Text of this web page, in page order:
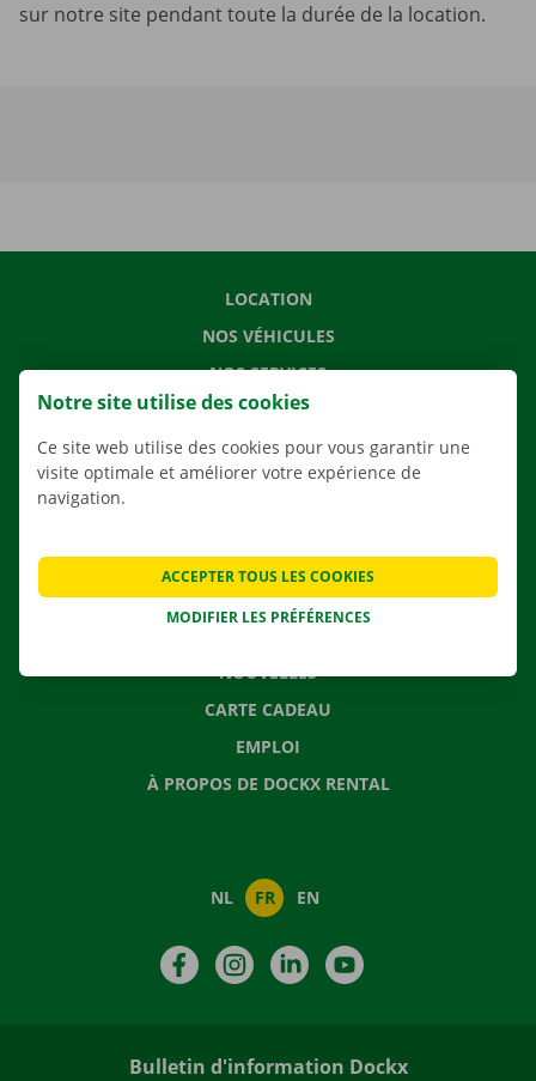
sur notre site pendant toute la durée de la location.
LOCATION
NOS VÉHICULES
NOS SERVICES
AGENCES
APPLI
SOLUTIONS DE DÉMÉNAGEMENT
CONTACTEZ NOUS
NOUVELLES
CARTE CADEAU
EMPLOI
À PROPOS DE DOCKX RENTAL
NL FR EN
FacebookInstagramLinkedIn
Bulletin d'information Dockx
Notre site utilise des cookies
Ce site web utilise des cookies pour vous garantir une
visite optimale et améliorer votre expérience de
navigation.
MODIFIER LES PRÉFÉRENCES
ACCEPTER TOUS LES COOKIES